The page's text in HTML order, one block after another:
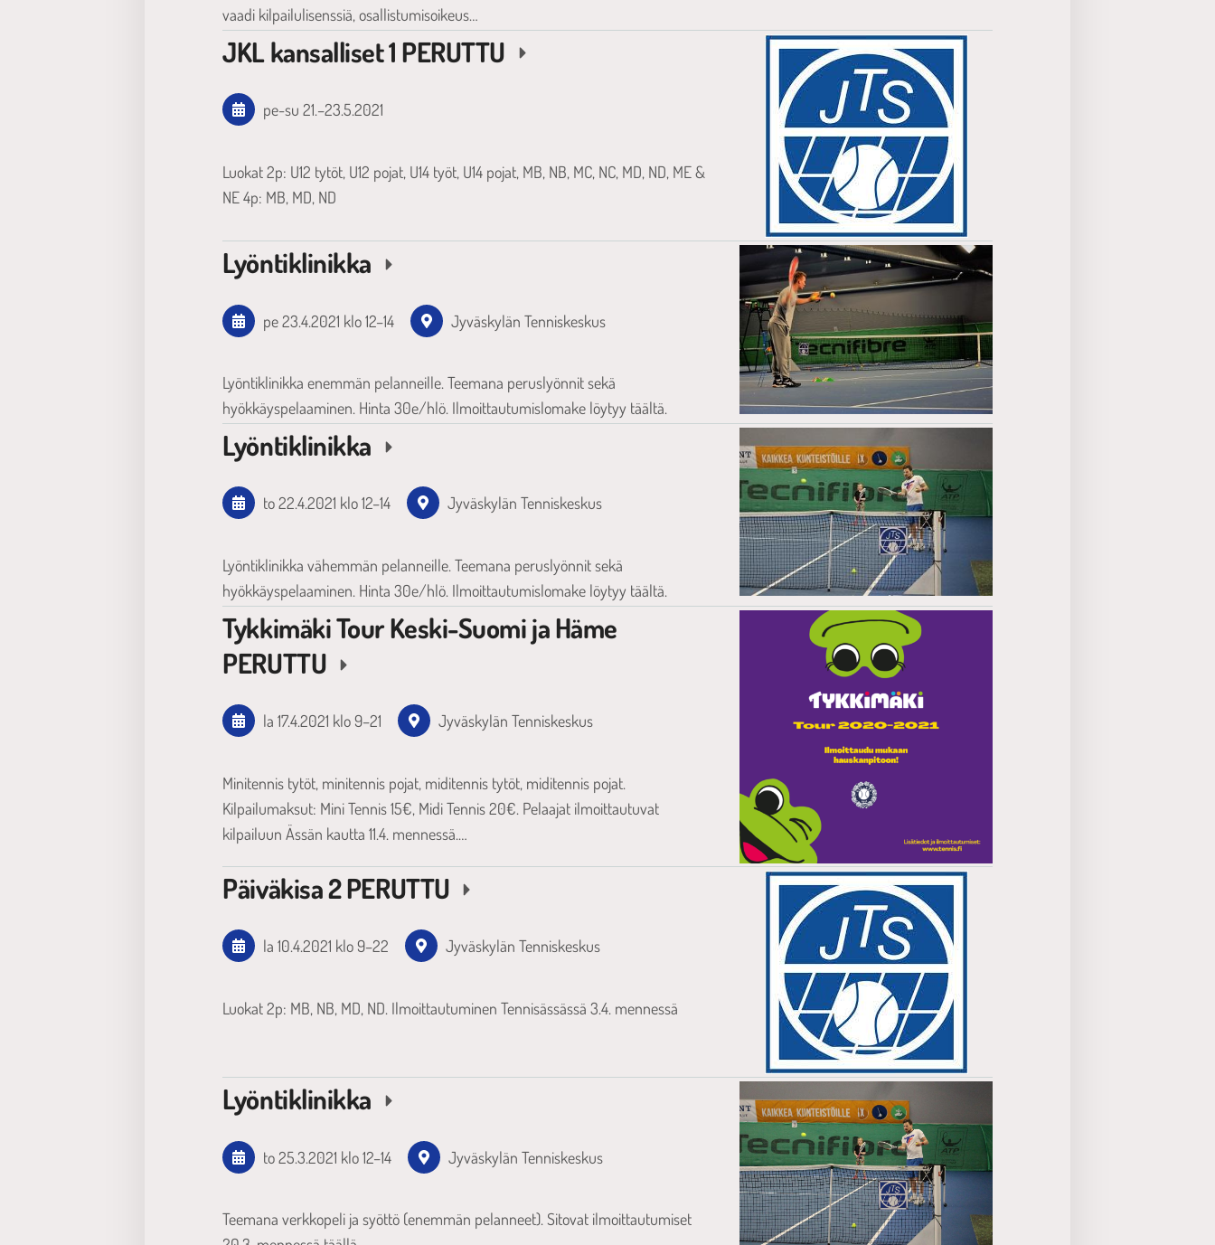
vaadi kilpailulisenssiä, osallistumisoikeus…
JKL kansalliset 1 PERUTTU
pe-su21.–23.5.2021
Luokat 2p: U12 tytöt, U12 pojat, U14 työt, U14 pojat, MB, NB, MC, NC, MD, ND, ME &
NE 4p: MB, MD, ND
Lyöntiklinikka
pe 23.4.2021 klo 12–14 Jyväskylän Tenniskeskus
Lyöntiklinikka enemmän pelanneille. Teemana peruslyönnit sekä
hyökkäyspelaaminen. Hinta 30e/hlö. Ilmoittautumislomake löytyy täältä.
Lyöntiklinikka
to 22.4.2021 klo 12–14 Jyväskylän Tenniskeskus
Lyöntiklinikka vähemmän pelanneille. Teemana peruslyönnit sekä
hyökkäyspelaaminen. Hinta 30e/hlö. Ilmoittautumislomake löytyy täältä.
Tykkimäki Tour Keski-Suomi ja Häme
PERUTTU
la 17.4.2021 klo 9–21 Jyväskylän Tenniskeskus
Minitennis tytöt, minitennis pojat, miditennis tytöt, miditennis pojat.
Kilpailumaksut: Mini Tennis 15€, Midi Tennis 20€. Pelaajat ilmoittautuvat
kilpailuun Ässän kautta 11.4. mennessä.…
Päiväkisa 2 PERUTTU
la 10.4.2021 klo 9–22 Jyväskylän Tenniskeskus
Luokat 2p: MB, NB, MD, ND. Ilmoittautuminen Tennisässässä 3.4. mennessä
Lyöntiklinikka
to 25.3.2021 klo 12–14 Jyväskylän Tenniskeskus
Teemana verkkopeli ja syöttö (enemmän pelanneet). Sitovat ilmoittautumiset